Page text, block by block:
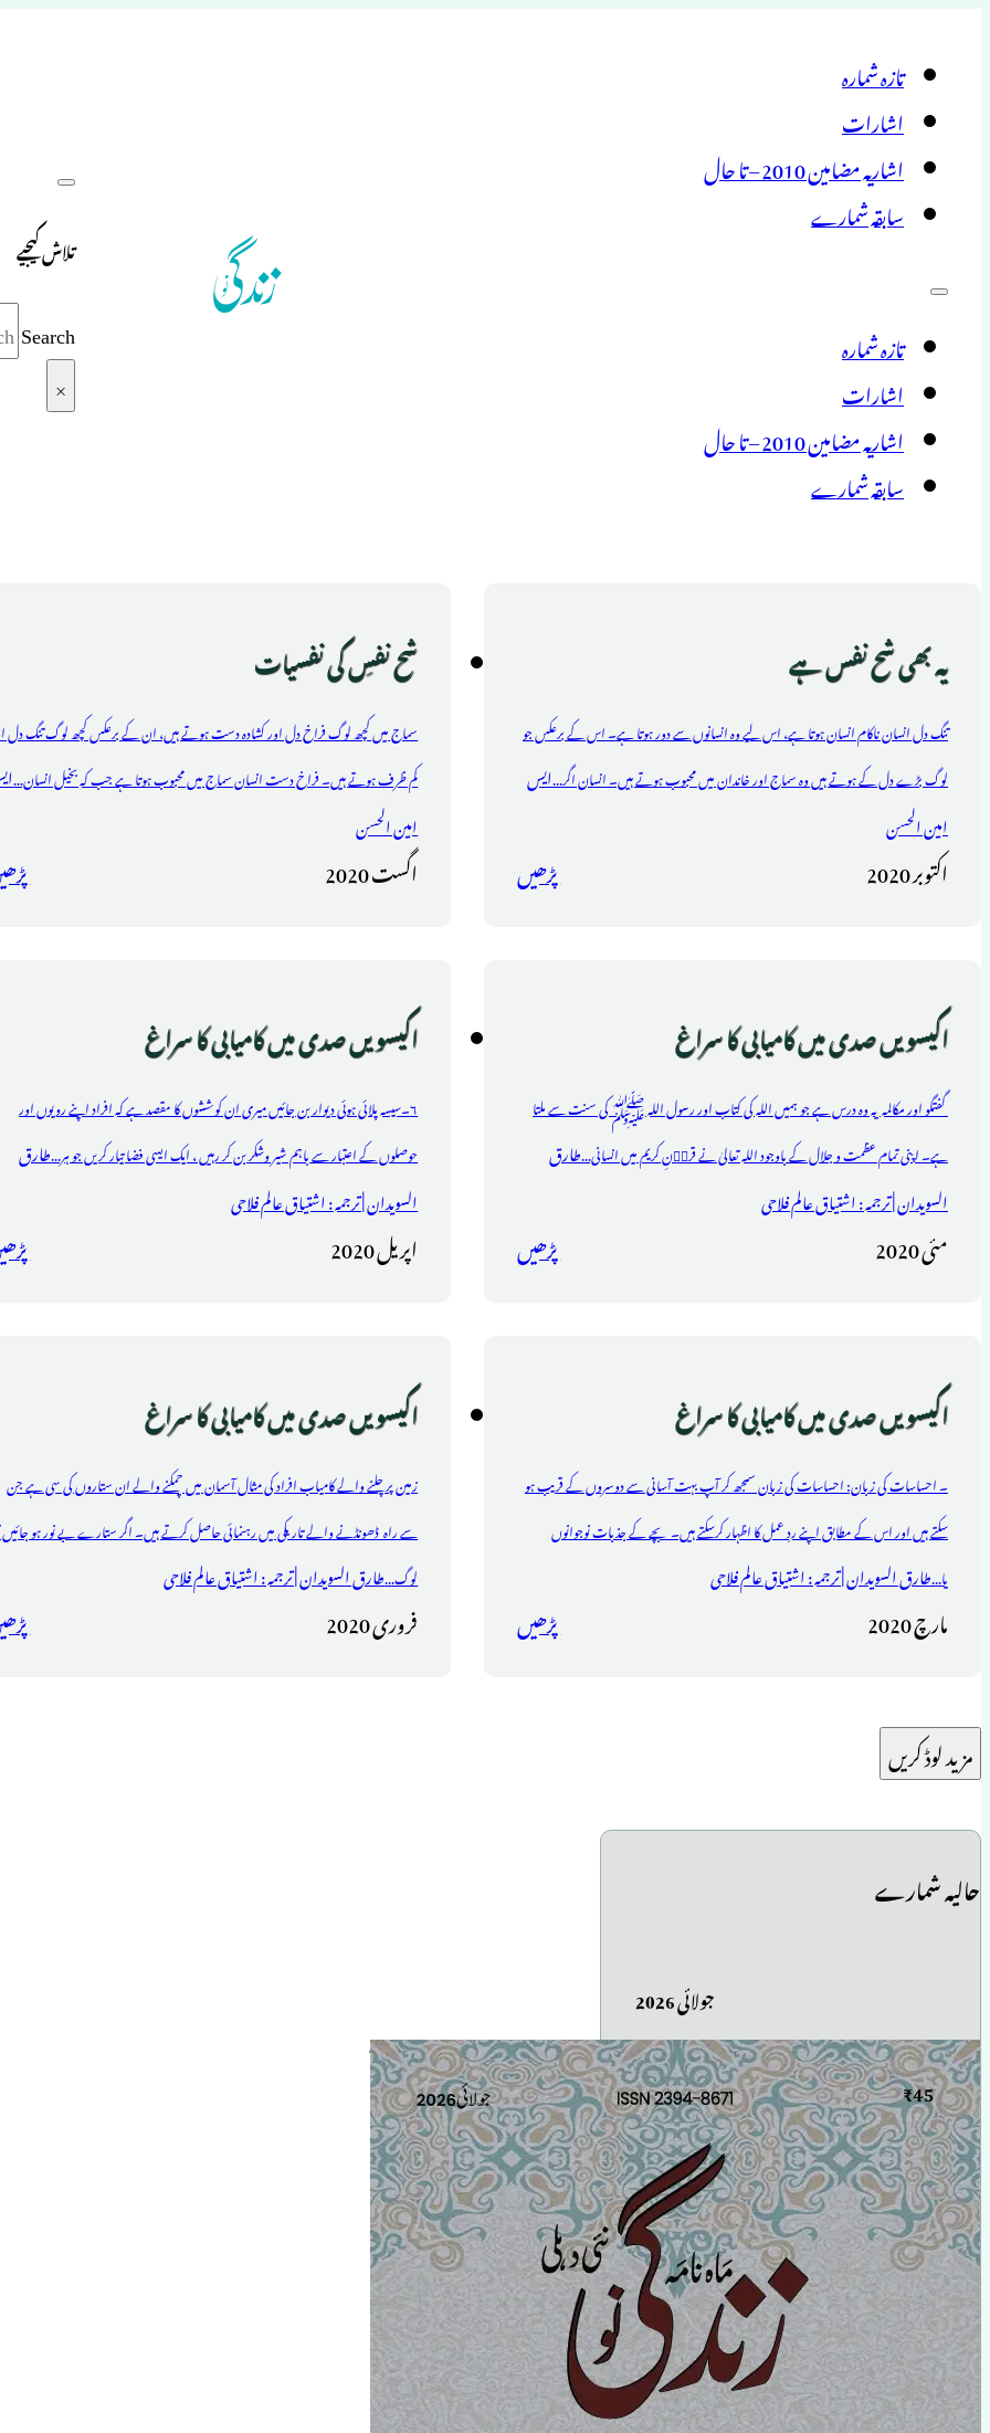
تازہ شمارہ
اشارات
اشاریہ مضامین 2010 – تا حال
سابقہ شمارے
تازہ شمارہ
اشارات
اشاریہ مضامین 2010 – تا حال
سابقہ شمارے
تلاش کیجیے
Search
×
یہ بھی شح نفس ہے
تنگ دل انسان ناکام انسان ہوتا ہے، اس لیے وہ انسانوں سے دور ہوتا ہے۔ اس کے برعکس جو
لوگ بڑے دل کے ہوتے ہیں وہ سماج اور خاندان میں محبوب ہوتے ہیں۔ انسان اگر...ایس
امین الحسن
اکتوبر 2020 پڑھیں
شح نفسِ کی نفسیات
سماج میں کچھ لوگ فراخ دل اور کشادہ دست ہوتے ہیں، ان کے برعکس کچھ لوگ تنگ دل
کم ظرف ہوتے ہیں۔ فراخ دست انسان سماج میں محبوب ہوتا ہے جب کہ بخیل انسان...
امین الحسن
اگست 2020
اکیسویں صدی میں کامیابی کا سراغ
گفتگو اور مکالمہ یہ وہ درس ہے جو ہمیں اللہ کی کتاب اور رسول اللہ ﷺ کی سنت سے ملتا
ہے۔ اپنی تمام عظمت و جلال کے باوجود اللہ تعالیٰ نے قراۤنِ کریم میں انسانی...طارق
السویدان | ترجمہ : اشتیاق عالم فلاحی
مئی 2020 پڑھیں
اکیسویں صدی میں کامیابی کا سراغ
۶۔سیسہ پلائی ہوئی دیوار بن جائیں میری ان کوششوں کا مقصد ہے کہ افراد اپنے رویوں اور
حوصلوں کے اعتبار سے باہم شیر وشکر بن کر رہیں ، ایک ایسی فضا تیار کریں جو ہر...طارق
السویدان | ترجمہ : اشتیاق عالم فلاحی
اپریل 2020
اکیسویں صدی میں کامیابی کا سراغ
۔ احساسات کی زبان: احساسات کی زبان سمجھ کر آپ بہت آسانی سے دوسروں کے قریب ہو
سکتے ہیں اور اس کے مطابق اپنے ردِ عمل کا اظہار کرسکتے ہیں۔ بچے کے جذبات نوجوانوں
یا...طارق السویدان | ترجمہ : اشتیاق عالم فلاحی
مارچ 2020 پڑھیں
اکیسویں صدی میں کامیابی کا سراغ
زمین پر چلنے والے کامیاب افراد کی مثال آسمان میں چمکنے والے ان ستاروں کی سی ہے جن
سے راہ ڈھونڈنے والے تاریکی میں رہنمائی حاصل کرتے ہیں۔ اگر ستارے بے نور ہو جائیں
لوگ...طارق السویدان | ترجمہ : اشتیاق عالم فلاحی
فروری 2020
مزید لوڈ کریں
حالیہ شمارے
جولائی 2026